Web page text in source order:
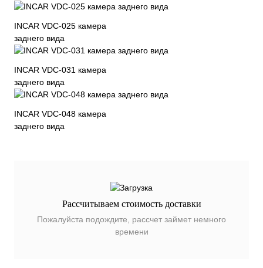
INCAR VDC-025 камера
заднего вида
INCAR VDC-031 камера
заднего вида
INCAR VDC-048 камера
заднего вида
Рассчитываем стоимость доставки
Пожалуйста подождите, рассчет займет немного
времени